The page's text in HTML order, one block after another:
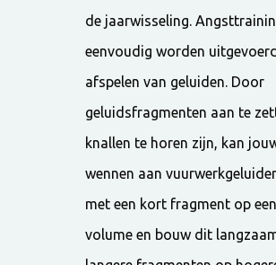
de jaarwisseling.
eenvoudig worden
afspelen van geluiden. Door
geluidsfragmenten aan te
knallen te horen zijn, kan
wennen aan
met een kort fragment op
volume en bouw dit